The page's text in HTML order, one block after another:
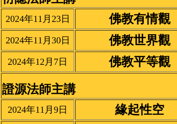
2024年11月23日 佛教有情觀
2024年11月30日 佛教世界觀
2024年12月7日 佛教平等觀
證源法師主講
2024年11月9日 緣起性空